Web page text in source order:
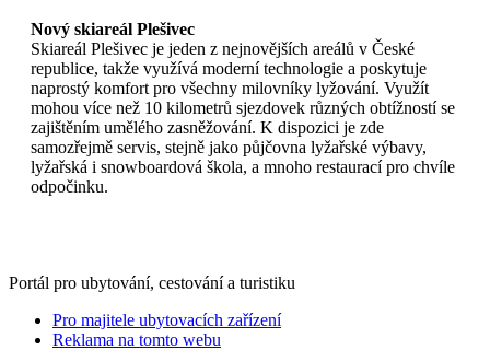
Nový skiareál Plešivec
Skiareál Plešivec je jeden z nejnovějších areálů v České
republice, takže využívá moderní technologie a poskytuje
naprostý komfort pro všechny milovníky lyžování. Využít
mohou více než 10 kilometrů sjezdovek různých obtížností se
zajištěním umělého zasněžování. K dispozici je zde
samozřejmě servis, stejně jako půjčovna lyžařské výbavy,
lyžařská i snowboardová škola, a mnoho restaurací pro chvíle
odpočinku.
Portál pro ubytování, cestování a turistiku
Pro majitele ubytovacích zařízení
Reklama na tomto webu